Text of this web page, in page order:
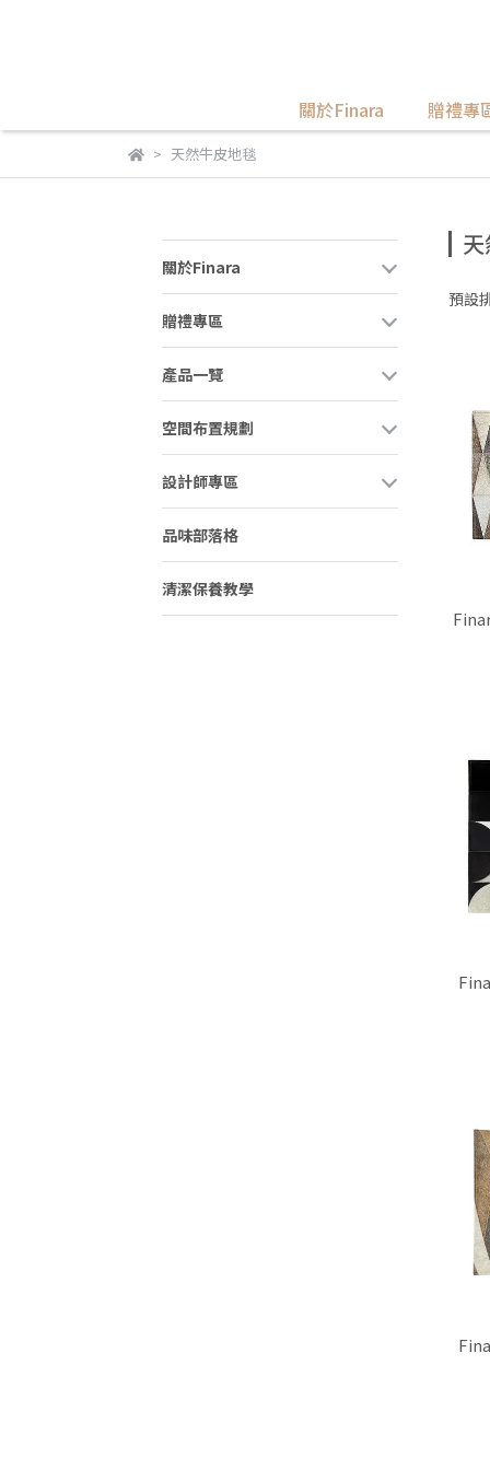
關於Finara 贈禮專
天然牛皮地毯
關於Finara
贈禮專區
產品一覽
空間布置規劃
設計師專區
品味部落格
清潔保養教學
預設